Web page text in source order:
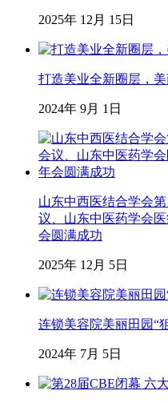
2025年 12月 15日
打造美业全新圈层，
2024年 9月 1日
山东中西医结合学会
议、山东中医药学会
会圆满成功
2025年 12月 5日
连锁美容院美丽田园“
2024年 7月 5日